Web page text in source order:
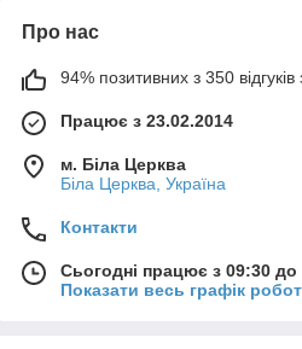
Про нас
94% позитивних з 350 відгуків
Працює з 23.02.2014
м. Біла Церква
Біла Церква, Україна
Контакти
Сьогодні працює з 09:30 до
Показати весь графік